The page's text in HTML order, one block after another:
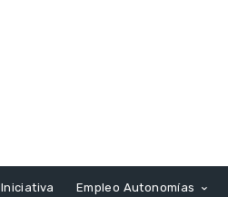
Iniciativa Empleo Autonomías